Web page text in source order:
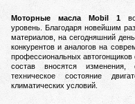
Моторные масла Mobil 1
уровень. Благодаря новейшим
материалов, на сегодняшний
конкурентов и аналогов на
профессиональных автогонщиков
состав вносятся изменения,
техническое состояние
климатических условий.